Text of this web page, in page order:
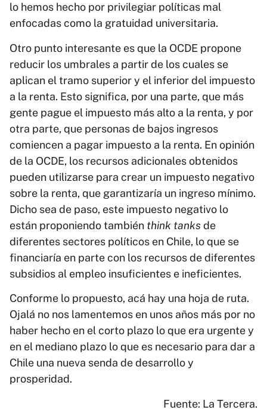
lo hemos hecho por privilegiar políticas mal
enfocadas como la gratuidad universitaria.
Otro punto interesante es que la OCDE propone
reducir los umbrales a partir de los cuales se
aplican el tramo superior y el inferior del impuesto
a la renta. Esto significa, por una parte, que más
gente pague el impuesto más alto a la renta, y por
otra parte, que personas de bajos ingresos
comiencen a pagar impuesto a la renta. En opinión
de la OCDE, los recursos adicionales obtenidos
pueden utilizarse para crear un impuesto negativo
sobre la renta, que garantizaría un ingreso mínimo.
Dicho sea de paso, este impuesto negativo lo
están proponiendo también think tanks de
diferentes sectores políticos en Chile, lo que se
financiaría en parte con los recursos de diferentes
subsidios al empleo insuficientes e ineficientes.
Conforme lo propuesto, acá hay una hoja de ruta.
Ojalá no nos lamentemos en unos años más por no
haber hecho en el corto plazo lo que era urgente y
en el mediano plazo lo que es necesario para dar a
Chile una nueva senda de desarrollo y
prosperidad.
Fuente: La Tercera.